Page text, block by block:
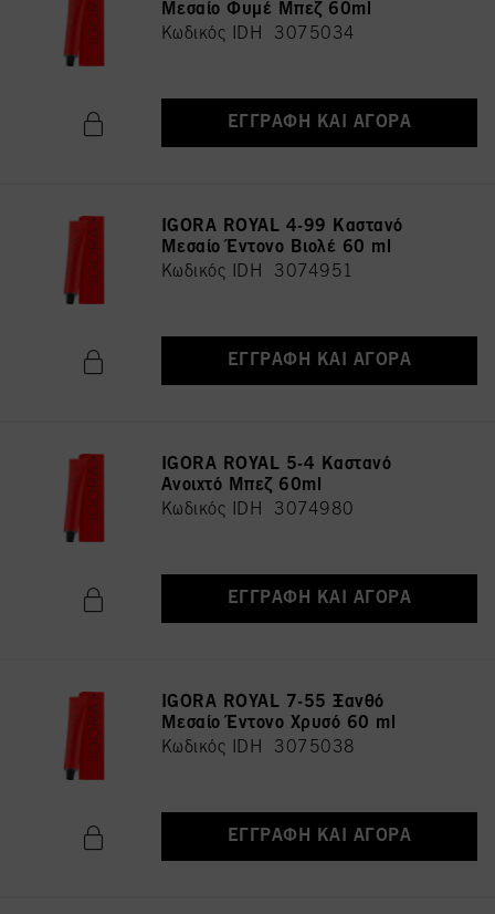
Μεσαίο Φυμέ Μπεζ 60ml
Κωδικός IDH 3075034
ΕΓΓΡΑΦΉ ΚΑΙ ΑΓΟΡΆ
IGORA ROYAL 4-99 Καστανό
Μεσαίο Έντονο Βιολέ 60 ml
Κωδικός IDH 3074951
ΕΓΓΡΑΦΉ ΚΑΙ ΑΓΟΡΆ
IGORA ROYAL 5-4 Καστανό
Ανοιχτό Μπεζ 60ml
Κωδικός IDH 3074980
ΕΓΓΡΑΦΉ ΚΑΙ ΑΓΟΡΆ
IGORA ROYAL 7-55 Ξανθό
Μεσαίο Έντονο Χρυσό 60 ml
Κωδικός IDH 3075038
ΕΓΓΡΑΦΉ ΚΑΙ ΑΓΟΡΆ